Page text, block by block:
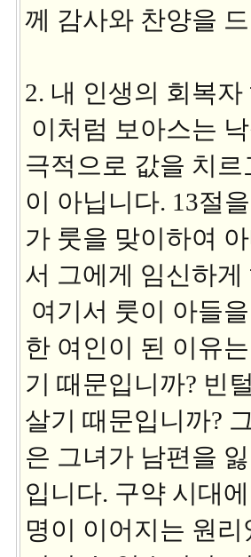
께 감사와 찬양을
2. 내 인생의 회복
이처럼 보아스는
극적으로 값을 치
이 아닙니다. 13절
가 룻을 맞이하여
서 그에게 임신하
여기서 룻이 아들
한 여인이 된 이유
기 때문입니까? 빈
살기 때문입니까?
은 그녀가 남편을
입니다. 구약 시대
명이 이어지는 원